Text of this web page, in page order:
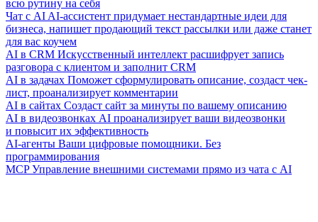
всю рутину на себя
Чат с AI AI-ассистент придумает нестандартные идеи для
бизнеса, напишет продающий текст рассылки или даже станет
для вас коучем
AI в CRM Искусственный интеллект расшифрует запись
разговора с клиентом и заполнит CRM
AI в задачах Поможет сформулировать описание, создаст чек-
лист, проанализирует комментарии
AI в сайтах Создаст сайт за минуты по вашему описанию
AI в видеозвонках AI проанализирует ваши видеозвонки
и повысит их эффективность
AI-агенты Ваши цифровые помощники. Без
программирования
MCP Управление внешними системами прямо из чата с AI